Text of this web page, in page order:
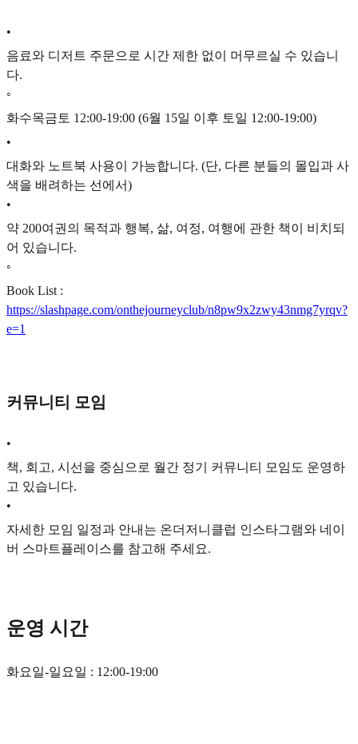
•
음료와 디저트 주문으로 시간 제한 없이 머무르실 수 있습니
다.
◦
화수목금토 12:00-19:00 (6월 15일 이후 토일 12:00-19:00)
•
대화와 노트북 사용이 가능합니다. (단, 다른 분들의 몰입과 사
색을 배려하는 선에서)
•
약 200여권의 목적과 행복, 삶, 여정, 여행에 관한 책이 비치되
어 있습니다.
◦
Book List :
https://slashpage.com/onthejourneyclub/n8pw9x2zwy43nmg7yrqv?
e=1
커뮤니티 모임
•
책, 회고, 시선을 중심으로 월간 정기 커뮤니티 모임도 운영하
고 있습니다.
•
자세한 모임 일정과 안내는 온더저니클럽 인스타그램와 네이
버 스마트플레이스를 참고해 주세요.
운영 시간
화요일-일요일 : 12:00-19:00